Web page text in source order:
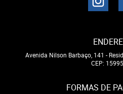
Avenida Nilson Barbaço, 141 -
CEP:
FORMAS DE